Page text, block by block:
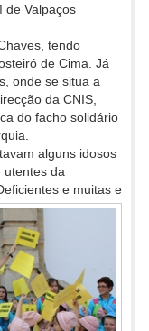
de Valpaços
tendo
de Cima. Já
onde se situa a
da CNIS,
do facho solidário
alguns idosos
utentes da
e muitas e